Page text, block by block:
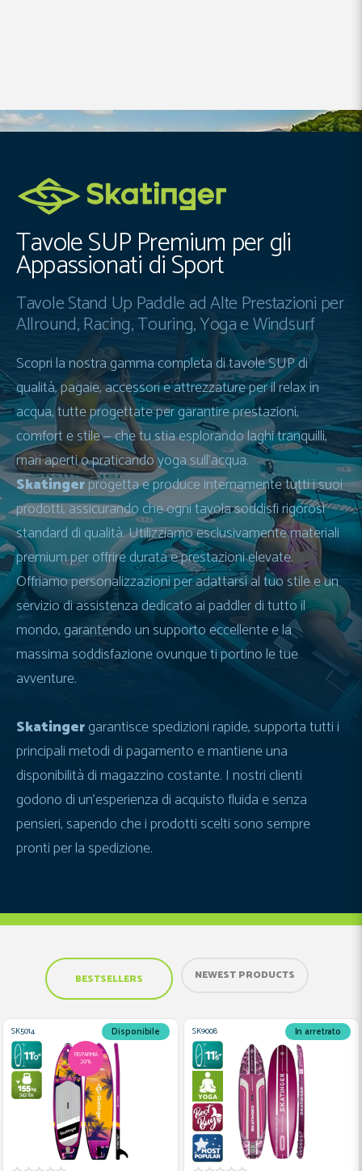
Tavole SUP Premium per gli
Appassionati di Sport
Tavole Stand Up Paddle ad Alte Prestazioni per
Allround, Racing, Touring, Yoga e Windsurf
Scopri la nostra gamma completa di tavole SUP di
qualità, pagaie, accessori e attrezzature per il relax in
acqua, tutte progettate per garantire prestazioni,
comfort e stile — che tu stia esplorando laghi tranquilli,
mari aperti o praticando yoga sull’acqua.
Skatingerprogetta e produce internamente tutti i suoi
prodotti, assicurando che ogni tavola soddisfi rigorosi
standard di qualità. Utilizziamo esclusivamente materiali
premium per offrire durata e prestazioni elevate.
Offriamo personalizzazioni per adattarsi al tuo stile e un
servizio di assistenza dedicato ai paddler di tutto il
mondo, garantendo un supporto eccellente e la
massima soddisfazione ovunque ti portino le tue
avventure.
Skatingergarantisce spedizioni rapide, supporta tutti i
principali metodi di pagamento e mantiene una
disponibilità di magazzino costante. I nostri clienti
godono di un’esperienza di acquisto fluida e senza
pensieri, sapendo che i prodotti scelti sono sempre
pronti per la spedizione.
BESTSELLERS NEWEST PRODUCTS
SK9008 In arretrato DZ109 In arretrato